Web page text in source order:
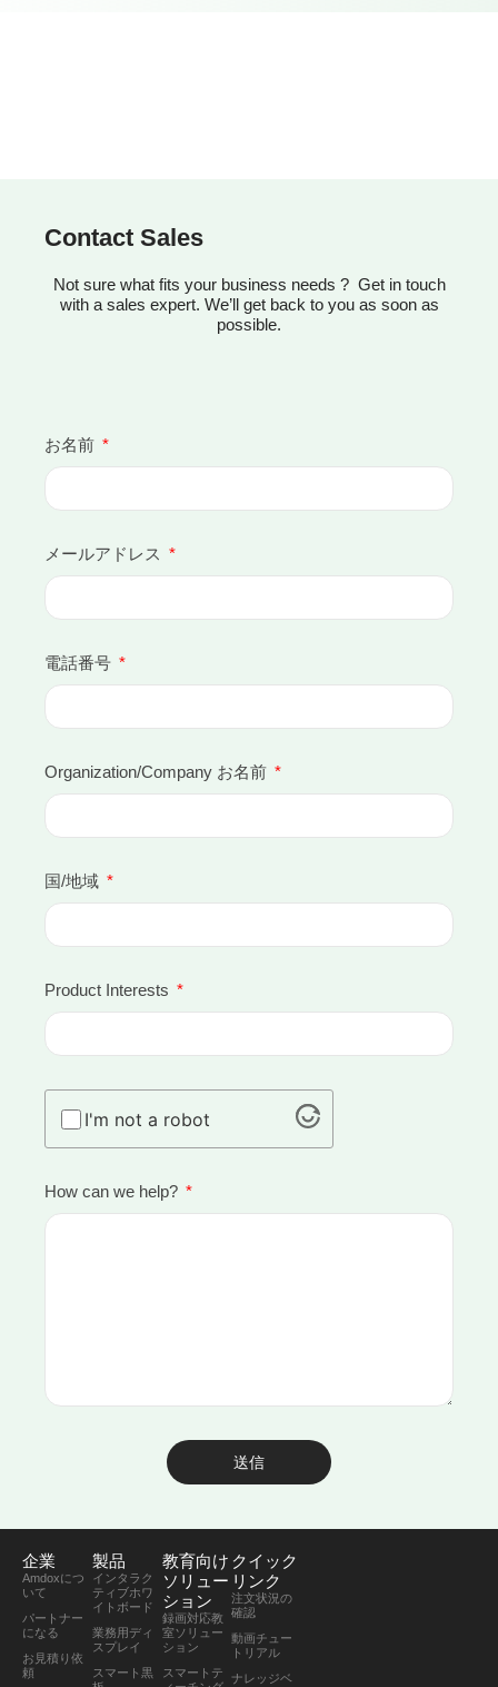
Contact Sales
Not sure what fits your business needs ? Get in touch
with a sales expert. We’ll get back to you as soon as
possible.
お名前
メールアドレス
電話番号
Organization/Company お名前
国/地域
Product Interests
I'm not a robot
How can we help?
送信
企業
Amdoxにつ
いて
パートナー
になる
お見積り依
頼
製品
インタラク
ティブホワ
イトボード
業務用ディ
スプレイ
スマート黒
教育向け
ソリュー
ション
録画対応教
室ソリュー
ション
スマートテ
クイック
リンク
注文状況の
確認
動画チュー
トリアル
ナレッジベ